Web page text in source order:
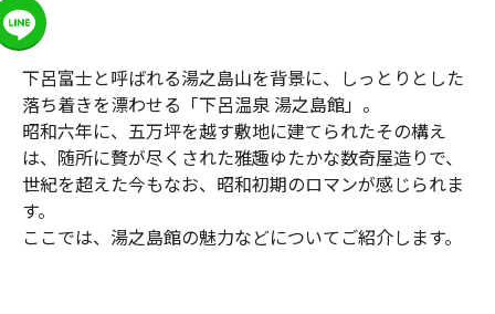
下呂富士と呼ばれる湯之島山を背景に、しっとりとした
落ち着きを漂わせる「下呂温泉 湯之島館」。
昭和六年に、五万坪を越す敷地に建てられたその構え
は、随所に贅が尽くされた雅趣ゆたかな数奇屋造りで、
世紀を超えた今もなお、昭和初期のロマンが感じられま
す。
ここでは、湯之島館の魅力などについてご紹介します。